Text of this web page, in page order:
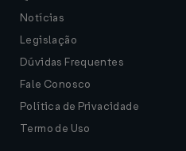
Notícias
Legislação
Dúvidas Frequentes
Fale Conosco
Política de Privacidade
Termo de Uso